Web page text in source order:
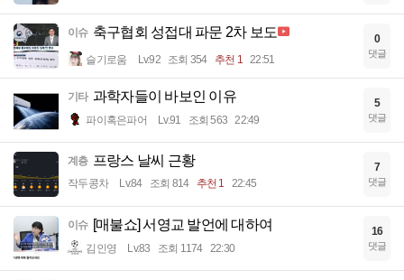
이슈 축구협회 성접대 파문 2차 보도
슬기로움 Lv.92 조회 354 추천 1 22:51
0
댓글
기타 과학자들이 바보인 이유
파이혹은파어 Lv.91 조회 563 22:49
5
댓글
계층 프랑스 날씨 근황
작두콩차 Lv.84 조회 814 추천 1 22:45
7
댓글
이슈 [매불쇼] 서영교 발언에 대하여
김인영 Lv.83 조회 1174 22:30
16
댓글